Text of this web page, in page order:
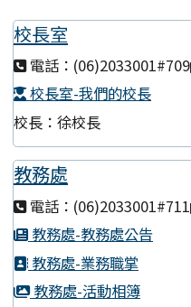
校長室
電話：(06)2033001#709
校長室-我們的校長
校長：徐校長
教務處
電話：(06)2033001#711
教務處-教務處公告
教務處-業務職掌
教務處-活動相簿